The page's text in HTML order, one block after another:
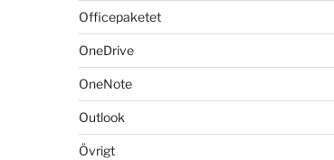
Officepaketet
OneDrive
OneNote
Outlook
Övrigt